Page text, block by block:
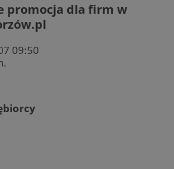
promocja dla firm w
09:50